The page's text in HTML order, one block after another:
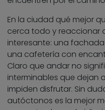
En la ciudad qué mejor
cerca todo y reaccionar
interesante: una
una cafetería con
Claro que andar no
interminables que dejan
impiden disfrutar. Sin
autóctonos es la mejor